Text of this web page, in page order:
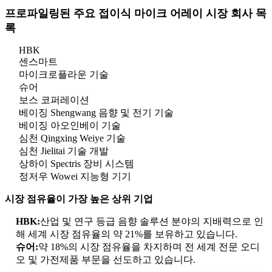
프로파일링된 주요 접이식 마이크 어레이 시장 회사 목
록
HBK
센스마트
마이크로플라운 기술
슈어
보스 코퍼레이션
베이징 Shengwang 음향 및 전기 기술
베이징 아오인베이 기술
심천 Qingxing Weiye 기술
심천 Jielitai 기술 개발
상하이 Spectris 장비 시스템
정저우 Wowei 지능형 기기
시장 점유율이 가장 높은 상위 기업
HBK:산업 및 연구 등급 음향 솔루션 분야의 지배력으로 인
해 세계 시장 점유율의 약 21%를 보유하고 있습니다.
슈어:약 18%의 시장 점유율을 차지하며 전 세계 전문 오디
오 및 가전제품 부문을 선도하고 있습니다.